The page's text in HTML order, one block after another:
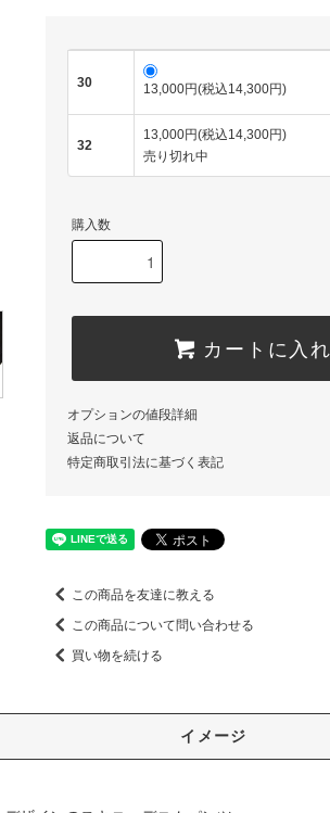
30 13,000円(税込14,300円)
32
13,000円(税込14,300円)
売り切れ中
購入数
カートに入
オプションの値段詳細
返品について
特定商取引法に基づく表記
この商品を友達に教える
この商品について問い合わせる
買い物を続ける
イメージ